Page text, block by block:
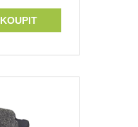
KOUPIT